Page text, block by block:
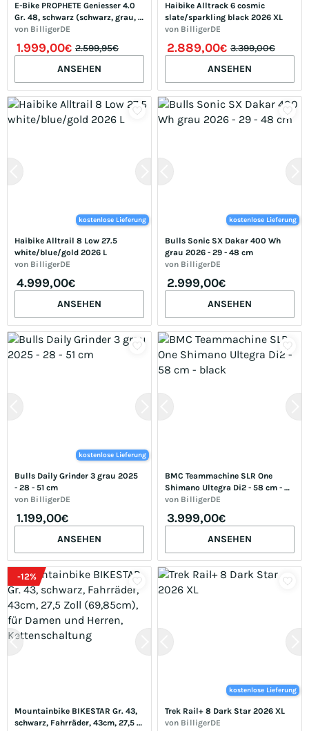
E-Bike PROPHETE Geniesser 4.0
Gr. 48, schwarz (schwarz, grau,
schwarz), Elektrofahrräder,
Elektrofahrrad für Damen u.
von BilligerDE
1.999,00€ 2.599,95€
ANSEHEN
Haibike Alltrack 6 cosmic
slate/sparkling black 2026 XL
von BilligerDE
2.889,00€ 3.399,00€
ANSEHEN
kostenlose Lieferung
Haibike Alltrail 8 Low 27.5
white/blue/gold 2026 L
von BilligerDE
4.999,00€
ANSEHEN
kostenlose Lieferung
Bulls Sonic SX Dakar 400 Wh
grau 2026 - 29 - 48 cm
von BilligerDE
2.999,00€
ANSEHEN
kostenlose Lieferung
Bulls Daily Grinder 3 grau 2025
- 28 - 51 cm
von BilligerDE
1.199,00€
ANSEHEN
BMC Teammachine SLR One
Shimano Ultegra Di2 - 58 cm -
black
von BilligerDE
3.999,00€
ANSEHEN
-12%
Mountainbike BIKESTAR Gr. 43,
schwarz, Fahrräder, 43cm, 27,5
kostenlose Lieferung
Trek Rail+ 8 Dark Star 2026 XL
von BilligerDE